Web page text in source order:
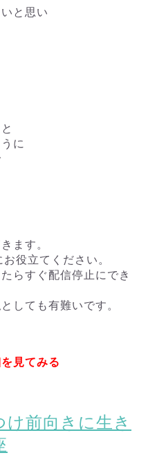
と思い
に
ます。
役立てください。
らすぐ配信停止にでき
しても有難いです。
見てみる
前向きに生き